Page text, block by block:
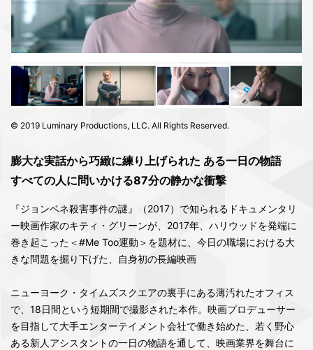
© 2019 Luminary Productions, LLC. All Rights Reserved.
膨大な実話から巧緻に練り上げられた ある一日の物語
すべての人に問いかける87分の静かな衝撃
『ジョンベネ殺害事件の謎』（2017）で知られるドキュメンタリ
ー映画作家のキティ・グリーンが、2017年、ハリウッドを発端に
巻き起こった＜#Me Too運動＞を題材に、今日の職場における大
きな問題を掘り下げた、自身初の長編映画
ニューヨーク・タイムズスクエアの裏手にある薄汚れたオフィス
で、18日間という短期間で撮影された本作。映画プロデューサー
を目指して大手エンターテイメント会社で働き始めた、若く野心
ある新人アシスタントの一日の物語を通して、映画業界を舞台に